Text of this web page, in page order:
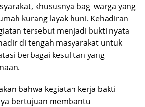
khususnya bagi warga yang
kurang layak huni. Kehadiran
tersebut menjadi bukti nyata
di tengah masyarakat untuk
berbagai kesulitan yang
bahwa kegiatan kerja bakti
bertujuan membantu